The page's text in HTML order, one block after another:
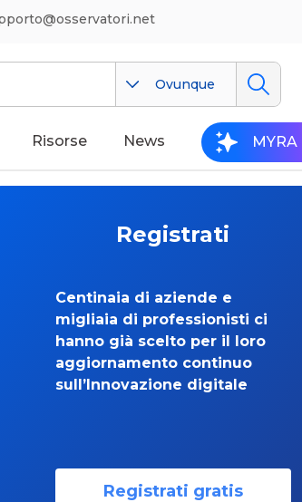
Ovunque
Risorse News MYRA
Registrati
Centinaia di aziende e
migliaia di professionisti ci
hanno già scelto per il loro
aggiornamento continuo
sull’Innovazione digitale
Registrati gratis